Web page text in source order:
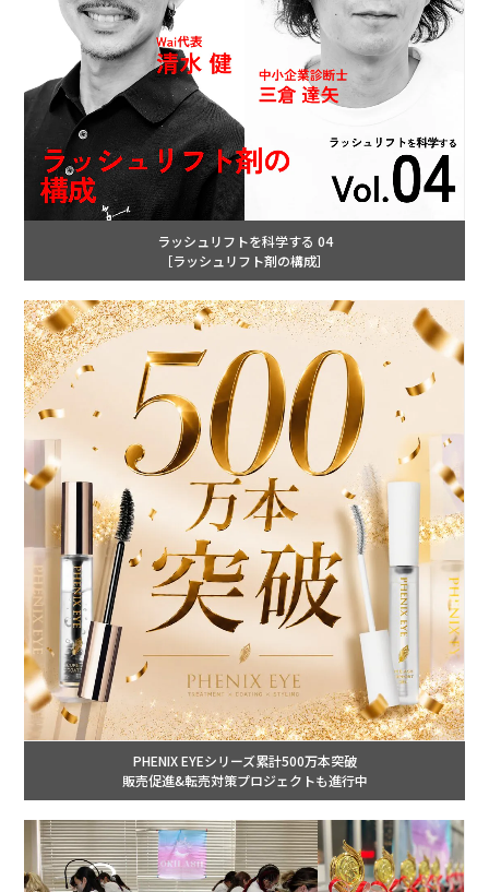
ラッシュリフトを科学する 04
［ラッシュリフト剤の構成］
PHENIX EYEシリーズ累計500万本突破
販売促進&転売対策プロジェクトも進行中